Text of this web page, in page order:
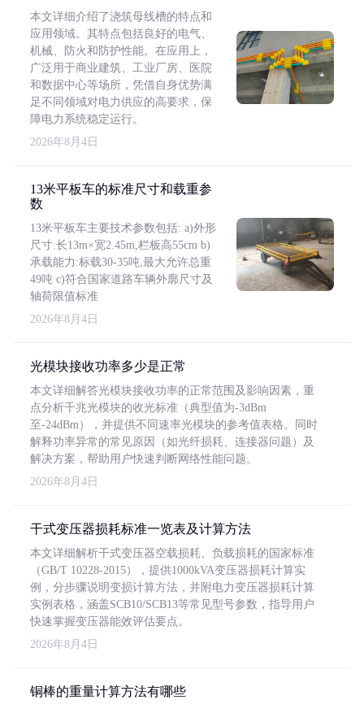
本文详细介绍了浇筑母线槽的特点和
应用领域。其特点包括良好的电气、
机械、防火和防护性能。在应用上，
广泛用于商业建筑、工业厂房、医院
和数据中心等场所，凭借自身优势满
足不同领域对电力供应的高要求，保
障电力系统稳定运行。
2026年8月4日
13米平板车的标准尺寸和载重参
数
13米平板车主要技术参数包括: a)外形
尺寸:长13m×宽2.45m,栏板高55cm b)
承载能力:标载30-35吨,最大允许总重
49吨 c)符合国家道路车辆外廓尺寸及
轴荷限值标准
2026年8月4日
光模块接收功率多少是正常
本文详细解答光模块接收功率的正常范围及影响因素，重
点分析千兆光模块的收光标准（典型值为-3dBm
至-24dBm），并提供不同速率光模块的参考值表格。同时
解释功率异常的常见原因（如光纤损耗、连接器问题）及
解决方案，帮助用户快速判断网络性能问题。
2026年8月4日
干式变压器损耗标准一览表及计算方法
本文详细解析干式变压器空载损耗、负载损耗的国家标准
（GB/T 10228-2015），提供1000kVA变压器损耗计算实
例，分步骤说明变损计算方法，并附电力变压器损耗计算
实例表格，涵盖SCB10/SCB13等常见型号参数，指导用户
快速掌握变压器能效评估要点。
2026年8月4日
铜棒的重量计算方法有哪些